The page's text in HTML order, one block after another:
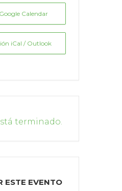
Calendar
iCal / Outlook
terminado.
ESTE EVENTO